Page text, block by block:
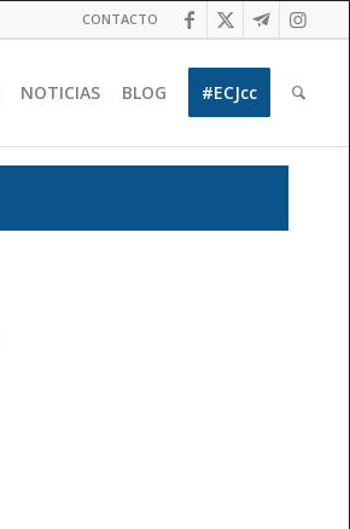
CONTACTO
NOTICIAS BLOG #ECJcc